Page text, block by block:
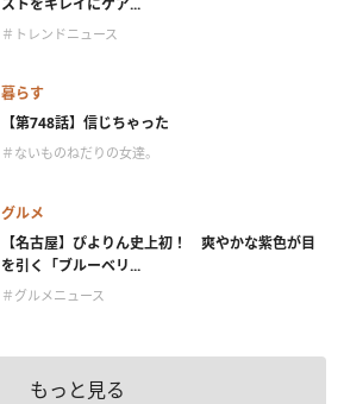
＃トレンドニュース
暮らす
【第748話】信じちゃった
＃ないものねだりの女達。
グルメ
【名古屋】ぴよりん史上初！ 爽やかな紫色が目
を引く「ブルーベリ...
＃グルメニュース
もっと見る